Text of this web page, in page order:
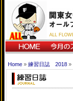
ALL
Home » 練習日誌 2018 »